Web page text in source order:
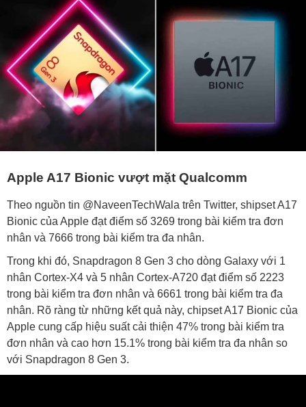
Apple A17 Bionic vượt mặt Qualcomm
Theo nguồn tin @NaveenTechWala trên Twitter, shipset A17
Bionic của Apple đạt điểm số 3269 trong bài kiểm tra đơn
nhân và 7666 trong bài kiểm tra đa nhân.
Trong khi đó, Snapdragon 8 Gen 3 cho dòng Galaxy với 1
nhân Cortex-X4 và 5 nhân Cortex-A720 đạt điểm số 2223
trong bài kiểm tra đơn nhân và 6661 trong bài kiểm tra đa
nhân. Rõ ràng từ những kết quả này, chipset A17 Bionic của
Apple cung cấp hiệu suất cải thiện 47% trong bài kiểm tra
đơn nhân và cao hơn 15.1% trong bài kiểm tra đa nhân so
với Snapdragon 8 Gen 3.